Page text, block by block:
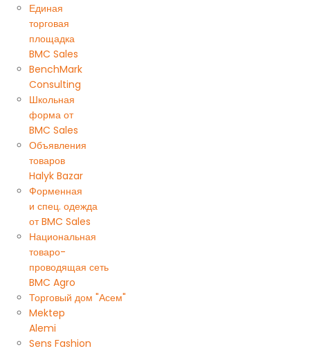
Единая
торговая
площадка
BMC Sales
BenchMark
Consulting
Школьная
форма от
BMC Sales
Объявления
товаров
Halyk Bazar
Форменная
и спец. одежда
от BMC Sales
Национальная
товаро-
проводящая сеть
BMC Agro
Торговый дом "Асем"
Mektep
Alemi
Sens Fashion